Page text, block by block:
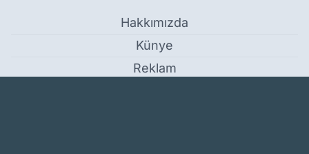
Hakkımızda
Künye
Reklam